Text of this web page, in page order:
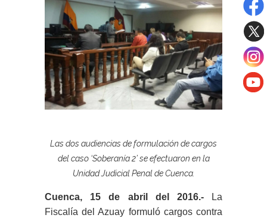
Las dos audiencias de formulación de cargos
del caso ‘Soberanía 2’ se efectuaron en la
Unidad Judicial Penal de Cuenca.
Cuenca, 15 de abril del 2016.-La
Fiscalía del Azuay formuló cargos contra